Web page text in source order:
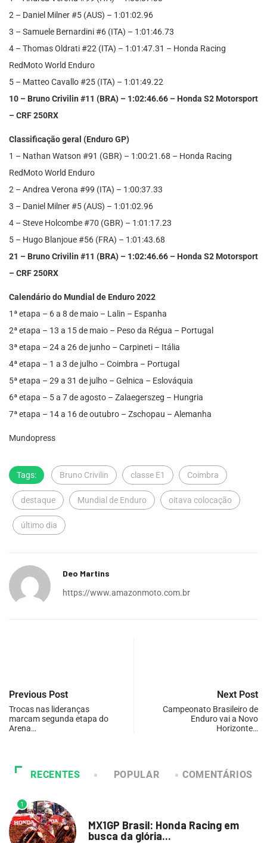
2 – Daniel Milner #5 (AUS) – 1:01:02.96
3 – Samuele Bernardini #6 (ITA) – 1:01:46.73
4 – Thomas Oldrati #22 (ITA) – 1:01:47.31 – Honda Racing
RedMoto World Enduro
5 – Matteo Cavallo #25 (ITA) – 1:01:49.22
10 – Bruno Crivilin #11 (BRA) – 1:02:46.66 – Honda S2 Motorsport
– CRF 250RX
Classificação geral (Enduro GP)
1 – Nathan Watson #91 (GBR) – 1:00:21.68 – Honda Racing
RedMoto World Enduro
2 – Andrea Verona #99 (ITA) – 1:00:37.33
3 – Daniel Milner #5 (AUS) – 1:01:02.96
4 – Steve Holcombe #70 (GBR) – 1:01:17.23
5 – Hugo Blanjoue #56 (FRA) – 1:01:43.68
21 – Bruno Crivilin #11 (BRA) – 1:02:46.66 – Honda S2 Motorsport
– CRF 250RX
Calendário do Mundial de Enduro 2022
1ª etapa – 6 a 8 de maio – Lalin – Espanha
2ª etapa – 13 a 15 de maio – Peso da Régua – Portugal
3ª etapa – 24 a 26 de junho – Carpineti – Itália
4ª etapa – 1 a 3 de julho – Coimbra – Portugal
5ª etapa – 29 a 31 de julho – Gelnica – Eslováquia
6ª etapa – 5 a 7 de agosto – Zalaegerszeg – Hungria
7ª etapa – 14 a 16 de outubro – Zschopau – Alemanha
Mundopress
Tags: Bruno Crivilin classe E1 Coimbra
destaque Mundial de Enduro oitava colocação
último dia
Deo Martins
https://www.amazonmoto.com.br
Previous Post
Trocas nas lideranças
marcam segunda etapa do
Arena…
Next Post
Campeonato Brasileiro de
Enduro vai a Novo
Horizonte…
RECENTES POPULAR COMENTÁRIOS
1
MX1GP Brasil: Honda Racing em
busca da glória...